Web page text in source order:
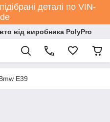
деталі по VIN-
від виробника PolyPro
E39